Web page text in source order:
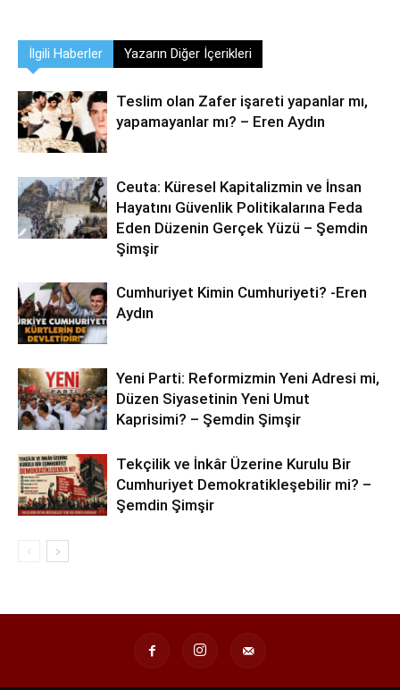
İlgili Haberler Yazarın Diğer İçerikleri
Teslim olan Zafer işareti yapanlar mı,
yapamayanlar mı? – Eren Aydın
Ceuta: Küresel Kapitalizmin ve İnsan
Hayatını Güvenlik Politikalarına Feda
Eden Düzenin Gerçek Yüzü – Şemdin
Şimşir
Cumhuriyet Kimin Cumhuriyeti? -Eren
Aydın
Yeni Parti: Reformizmin Yeni Adresi mi,
Düzen Siyasetinin Yeni Umut
Kaprisimi? – Şemdin Şimşir
Tekçilik ve İnkâr Üzerine Kurulu Bir
Cumhuriyet Demokratikleşebilir mi? –
Şemdin Şimşir